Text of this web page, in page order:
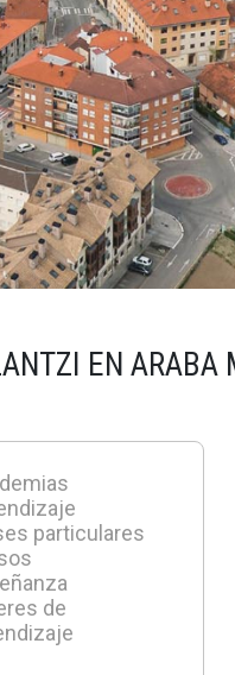
EN ARABA
particulares
de